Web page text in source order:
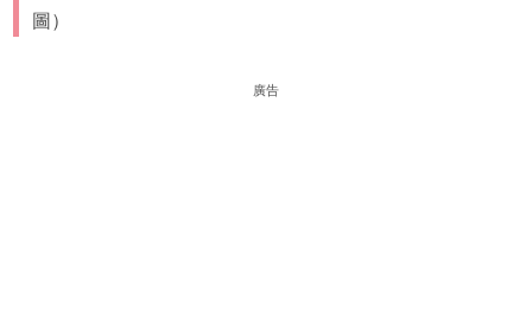
圖）
廣告